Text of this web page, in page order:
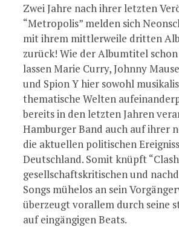
Zwei Jahre nach ihrer letzten
“Metropolis” melden sich
mit ihrem mittlerweile dritten
zurück! Wie der Albumtitel
lassen Marie Curry, Johnny
und Spion Y hier sowohl
thematische Welten
bereits in den letzten Jahren
Hamburger Band auch auf ihrer
die aktuellen politischen
Deutschland. Somit knüpft
gesellschaftskritischen und
Songs mühelos an sein
überzeugt vorallem durch seine
auf eingängigen Beats.